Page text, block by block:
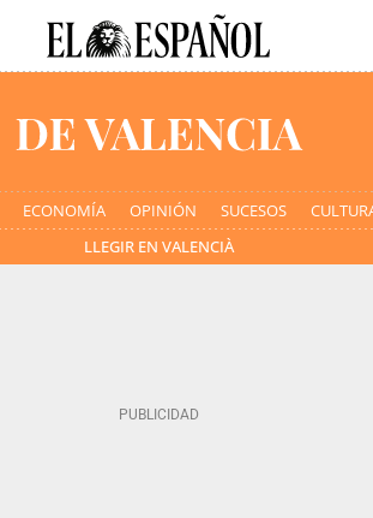
ECONOMÍA OPINIÓN SUCESOS
LLEGIR EN VALENCIÀ